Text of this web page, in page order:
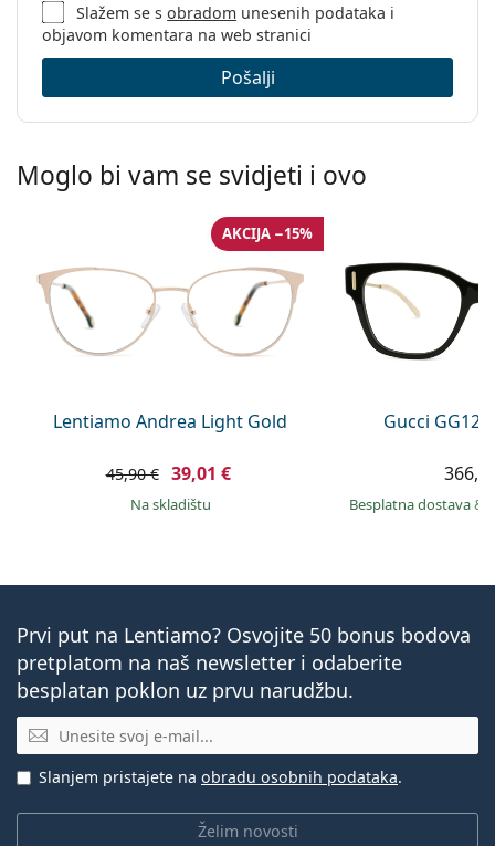
Slažem se sobradom unesenih podataka i
objavom komentara na web stranici
Pošalji
Moglo bi vam se svidjeti i ovo
Lentiamo Andrea Light Gold
AKCIJA −15%
45,90 € 39,01 €
na skladištu
Gucci
Besplatna dostava&
Prvi put na Lentiamo? Osvojite 50 bonus bodova
pretplatom na naš newsletter i odaberite
besplatan poklon uz prvu narudžbu.
E-mail
Želim novosti
Slanjem pristajete na obradu osobnih podataka.